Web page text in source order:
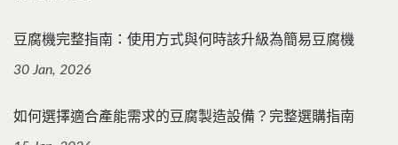
豆腐機完整指南：使用方式與何時該升級為簡易豆腐機
30 Jan, 2026
如何選擇適合產能需求的豆腐製造設備？完整選購指南